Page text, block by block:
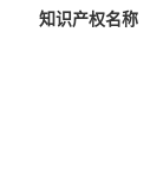
知识产权名称